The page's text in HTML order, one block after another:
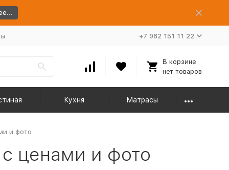
+7 982 151 11 22
В корзине
нет товаров
Кухня Матрасы
и фото
ценами и фото